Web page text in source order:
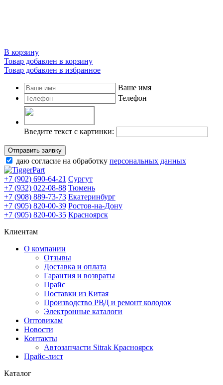
В корзину
Товар добавлен в корзину
Товар добавлен в избранное
Ваше имя
Телефон
Введите текст с картинки:
Отправить заявку
даю согласие на обработку персональных данных
+7 (902) 690-64-21 Сургут
+7 (932) 022-08-88 Тюмень
+7 (908) 889-73-73 Екатеринбург
+7 (905) 820-00-39 Ростов-на-Дону
+7 (905) 820-00-35 Красноярск
Клиентам
О компании
Отзывы
Доставка и оплата
Гарантия и возвраты
Прайс
Поставки из Китая
Производство РВД и ремонт колодок
Электронные каталоги
Оптовикам
Новости
Контакты
Автозапчасти Sitrak Красноярск
Прайс-лист
Каталог